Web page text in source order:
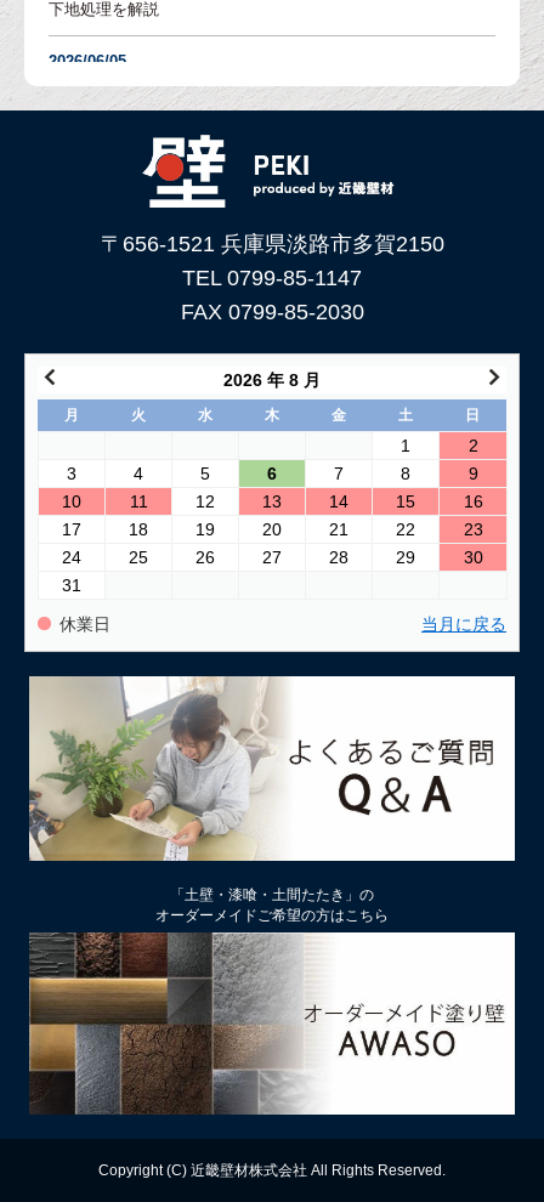
下地処理を解説
2026/06/05
「土壁」と「漆喰」 仕上がり表情はどんな違いがある？
土壁仕上げ材「塗ってくれい」がリニューアルしました！
コンクリートに土壁を塗る方法
2026/03/24
古い壁の塗り替え｜失敗しない下地処理のポイント
「壁カラー」はどんな塗り壁材の着色に使える もちろん土壁
にも！
2026/02/13
土壁リフォーム時アクが出たり、出なかったりするのはなぜ？
くするには
2026/01/29
中塗り仕舞い（中塗土仕上げ）するなら下地によって厚み変更
を
2026/01/09
【塗り替え下地処理】ビニールクロスは剥がさず下地処理する
のがおすすめ
2025/12/13
漆喰の上に土壁は塗れるのか？
2025/11/28
漆喰と土どちらがカビが生えにくい？
〒656-1521 兵庫県淡路市多賀2150
TEL 0799-85-1147
FAX 0799-85-2030
2026 年 8 月
月 火 水 木 金 土 日
1
2
3
4 5 6 7 8
9
10
11 12 13 14 15
16
17
18 19 20 21 22
23
24
25 26 27 28 29
30
31
休業日 当月に戻る
「土壁・漆喰・土間たたき」の
オーダーメイドご希望の方はこちら
Copyright (C) 近畿壁材株式会社 All Rights Reserved.